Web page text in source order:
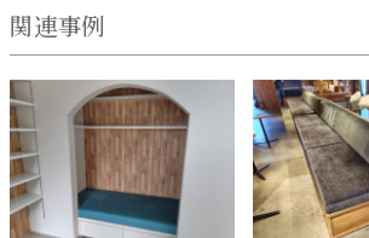
関連事例